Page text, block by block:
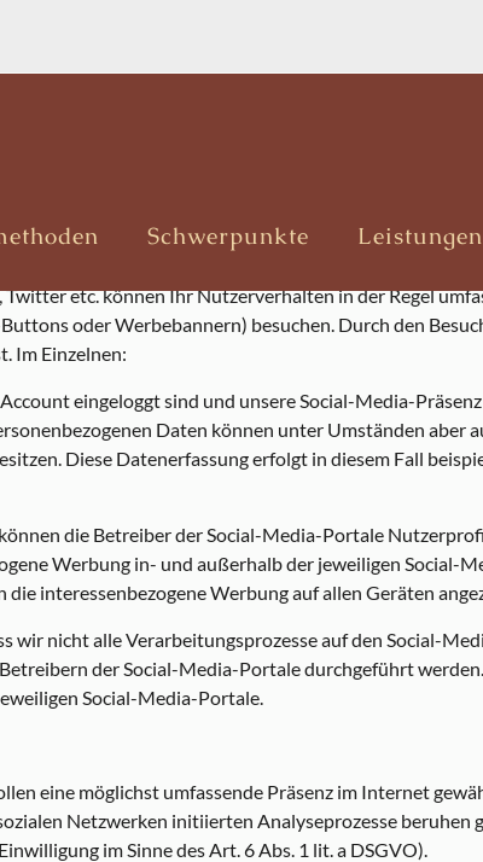
Schwerpunkte Leistungen
Profile in sozialen Netzwerken. Die im Einzelnen
Twitter etc. können Ihr Nutzerverhalten in der Regel
oder Werbebannern) besuchen. Durch den
Im Einzelnen:
eingeloggt sind und unsere Social-Media-
Daten können unter Umständen aber
Diese Datenerfassung erfolgt in diesem Fall
die Betreiber der Social-Media-Portale
Werbung in- und außerhalb der jeweiligen Social-
interessenbezogene Werbung auf allen Geräten
wir nicht alle Verarbeitungsprozesse auf den Social-
der Social-Media-Portale durchgeführt
Social-Media-Portale.
eine möglichst umfassende Präsenz im Internet
Netzwerken initiierten Analyseprozesse
im Sinne des Art. 6 Abs. 1 lit. a DSGVO).